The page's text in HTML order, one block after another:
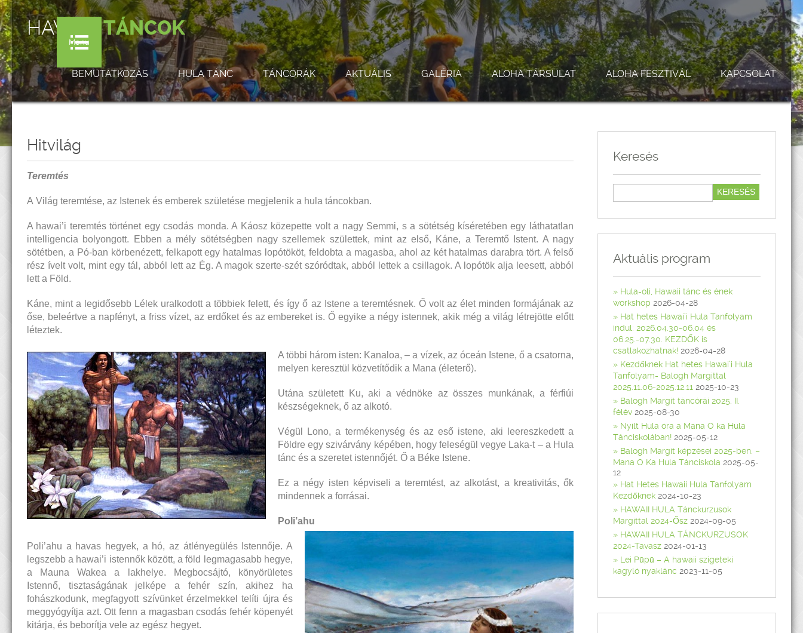
HAWAI'ITÁNCOK
Menu
BEMUTATKOZÁS HULA TÁNC TÁNCÓRÁK AKTUÁLIS GALÉRIA ALOHA TÁRSULAT ALOHA FESZTIVÁL KAPCSOLAT
Hitvilág
Teremtés
A Világ teremtése, az Istenek és emberek születése megjelenik a hula táncokban.
A hawai’i teremtés történet egy csodás monda. A Káosz közepette volt a nagy Semmi, s a sötétség kíséretében egy láthatatlan
intelligencia bolyongott. Ebben a mély sötétségben nagy szellemek születtek, mint az első, Káne, a Teremtő Istent. A nagy
sötétben, a Pó-ban körbenézett, felkapott egy hatalmas lopótököt, feldobta a magasba, ahol az két hatalmas darabra tört. A felső
rész ívelt volt, mint egy tál, abból lett az Ég. A magok szerte-szét szóródtak, abból lettek a csillagok. A lopótök alja leesett, abból
lett a Föld.
Káne, mint a legidősebb Lélek uralkodott a többiek felett, és így ő az Istene a teremtésnek. Ő volt az élet minden formájának az
őse, beleértve a napfényt, a friss vízet, az erdőket és az embereket is. Ő egyike a négy istennek, akik még a világ létrejötte előtt
léteztek.
A többi három isten: Kanaloa, – a vízek, az óceán Istene, ő a csatorna,
melyen keresztül közvetítődik a Mana (életerő).
Utána született Ku, aki a védnöke az összes munkának, a férfiúi
készségeknek, ő az alkotó.
Végül Lono, a termékenység és az eső istene, aki leereszkedett a
Földre egy szivárvány képében, hogy feleségül vegye Laka-t – a Hula
tánc és a szeretet istennőjét. Ő a Béke Istene.
Ez a négy isten képviseli a teremtést, az alkotást, a kreativitás, ők
mindennek a forrásai.
Poli’ahu
Poli’ahu a havas hegyek, a hó, az átlényegülés Istennője. A
legszebb a hawai’i istennők között, a föld legmagasabb hegye,
a Mauna Wakea a lakhelye. Megbocsájtó, könyörületes
Istennő, tisztaságának jelképe a fehér szín, akihez ha
fohászkodunk, megfagyott szívünket érzelmekkel telíti újra és
meggyógyítja azt. Ott fenn a magasban csodás fehér köpenyét
kitárja, és beborítja vele az egész hegyet.
Keresés
Aktuális program
Hula-oli, Hawaii tánc és ének
workshop 2026-04-28
Hat hetes Hawai’i Hula Tanfolyam
indul: 2026.04.30-06.04 és
06.25.-07.30. KEZDŐK is
csatlakozhatnak! 2026-04-28
Kezdőknek Hat hetes Hawai’i Hula
Tanfolyam- Balogh Margittal
2025.11.06-2025.12.11 2025-10-23
Balogh Margit táncórái 2025. II.
félév 2025-08-30
Nyílt Hula óra a Mana O ka Hula
Tánciskolában! 2025-05-12
Balogh Margit képzései 2025-ben. –
Mana O Ka Hula Tánciskola 2025-05-
12
Hat Hetes Hawaii Hula Tanfolyam
Kezdőknek 2024-10-23
HAWAII HULA Tánckurzusok
Margittal 2024-Ősz 2024-09-05
HAWAII HULA TÁNCKURZUSOK
2024-Tavasz 2024-01-13
Lei Pūpū – A hawaii szigeteki
kagyló nyaklánc 2023-11-05